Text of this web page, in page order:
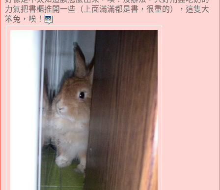
力氣把書櫃推開一些（上面滿滿都是書，很重的），這隻大
笨兔，唉！